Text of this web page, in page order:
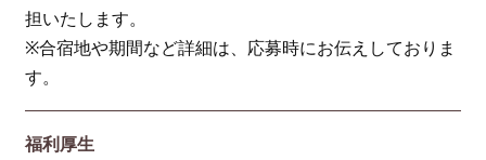
担いたします。
※合宿地や期間など詳細は、応募時にお伝えしておりま
す。
福利厚生